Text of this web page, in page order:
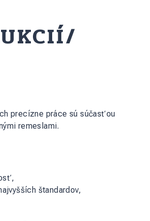
precízne práce sú súčasťou
remeslami.
štandardov,